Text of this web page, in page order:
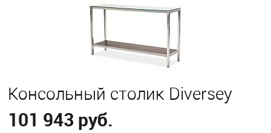
Консольный столик Diversey
101 943 руб.